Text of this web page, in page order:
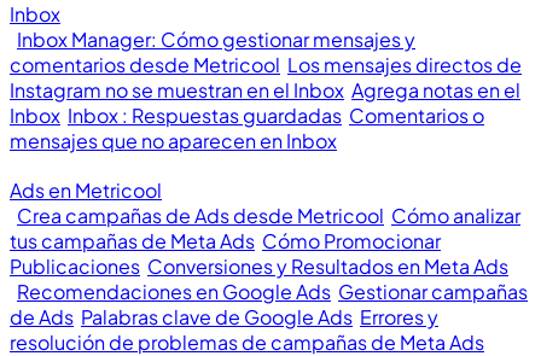
Inbox
Inbox Manager: Cómo gestionar mensajes y
comentarios desde Metricool Los mensajes directos de
Instagram no se muestran en el Inbox Agrega notas en el
Inbox Inbox : Respuestas guardadas Comentarios o
mensajes que no aparecen en Inbox
Ads en Metricool
Crea campañas de Ads desde Metricool Cómo analizar
tus campañas de Meta Ads Cómo Promocionar
Publicaciones Conversiones y Resultados en Meta Ads
Recomendaciones en Google Ads Gestionar campañas
de Ads Palabras clave de Google Ads Errores y
resolución de problemas de campañas de Meta Ads